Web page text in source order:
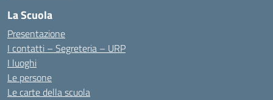
La Scuola
Presentazione
I contatti – Segreteria – URP
I luoghi
Le persone
Le carte della scuola